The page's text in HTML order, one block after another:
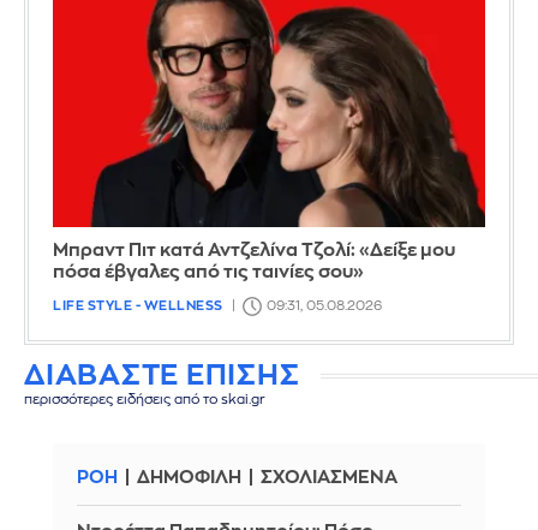
Μπραντ Πιτ κατά Αντζελίνα Τζολί: «Δείξε μου
πόσα έβγαλες από τις ταινίες σου»
LIFE STYLE - WELLNESS 09:31, 05.08.2026
ΔΙΑΒΑΣΤΕ ΕΠΙΣΗΣ
περισσότερες ειδήσεις από το skai.gr
ΡΟΗ ΔΗΜΟΦΙΛΗ ΣΧΟΛΙΑΣΜΕΝΑ